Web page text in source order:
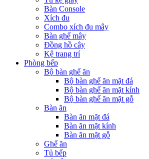
Bàn Console
Xích đu
Combo xích đu mây
Bàn ghế mây
Đồng hồ cây
Kệ trang trí
Phòng bếp
Bộ bàn ghế ăn
Bộ bàn ghế ăn mặt đá
Bộ bàn ghế ăn mặt kính
Bộ bàn ghế ăn mặt gỗ
Bàn ăn
Bàn ăn mặt đá
Bàn ăn mặt kính
Bàn ăn mặt gỗ
Ghế ăn
Tủ bếp